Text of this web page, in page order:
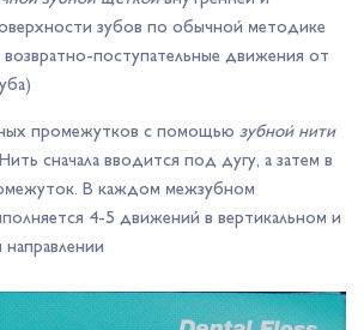
зубов по обычной методике
поступательные движения от
промежутков с помощью зубной нити
сначала вводится под дугу, а затем в
В каждом межзубном
4-5 движений в вертикальном и